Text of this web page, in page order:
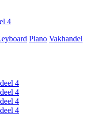
4
Piano Vakhandel